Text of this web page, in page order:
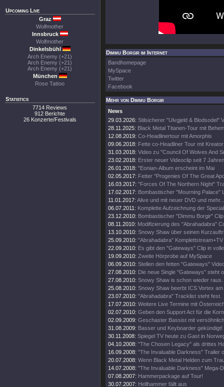
Upcoming Live
Graz
Wolfmother
Innsbruck
Wolfmother
Dinkelsbühl
Arch Enemy (+21)
Arch Enemy (+21)
Arch Enemy (+21)
München
Rose Tattoo
Statistics
7714 Reviews
912 Berichte
26 Konzerte/Festivals
Dimmu Borgir im Internet
Bandhomepage
MySpace
Twitter
Facebook
Mehr von Dimmu Borgir
News
29.03.2026: Stilsicherer "Ulvgjeld & Blodsodel"
28.11.2025: Black Metal Titanen-Tour mit
12.08.2019: Co-Headlinertour mit Amorphis
09.06.2018: Fette co-Headliner Tour mit
31.03.2018: Video zu "Council Of Wolves And
23.02.2018: Erster neuer Videoclip seit 7
26.01.2018: "Eonian-Album erscheint im Mai
02.05.2017: Fetter "Progenies Of The Great
16.03.2017: "Forces Of The Northern Night"
17.02.2017: Bombastischer "Mourning Palace"
11.01.2017: Alive und mit neuer DVD und mehr...
06.07.2011: Komplette Aufzeichnung der
23.12.2010: Bombastischer "Dimmu Borgir"
08.11.2010: Modifizierung des "Abrahadabra"
13.10.2010: Snowy Shaw über seinen
25.09.2010: "Abrahadabra" Komplettstream+TV
22.09.2010: Es gibt den "Gateways" Clip in
19.09.2010: Zweite Hörprobe auf MySpace
06.09.2010: Stellen den fetten "Gateways"
27.08.2010: Die neue Single "Gateways" steht
27.08.2010: Snowy Shaw is schon wieder raus.
25.08.2010: Snowy Shaw beerbt ICS Vortex
23.07.2010: "Abrahadabra" Tracklist steht fest.
17.07.2010: Weitere Live Termine mit
02.07.2010: Geben den Support Act für die
02.09.2009: Geschaster Bassist mit
31.08.2009: Basser und Keyboarder gekündigt!
30.11.2008: Spiegel TV heute zu Gast in
04.10.2008: "The Chosen Legacy" als drittes
16.09.2008: "The Invaluable Darkness" Trailer
20.07.2008: Wenn Black Metal Helden zum
14.07.2008: "The Invaluable Darkness" Mega-
07.08.2007: Hammerpackage auf Tour!
30.07.2007: Hellhammer fällt aus